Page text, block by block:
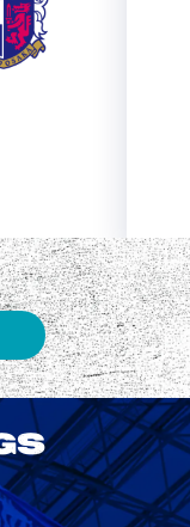
0 0 1
0 1
0 0 1
0 1
0 0 1